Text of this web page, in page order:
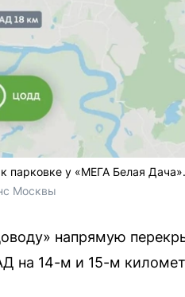
парковке у «МЕГА Белая Дача».
Москвы
напрямую
на 14-м и 15-м